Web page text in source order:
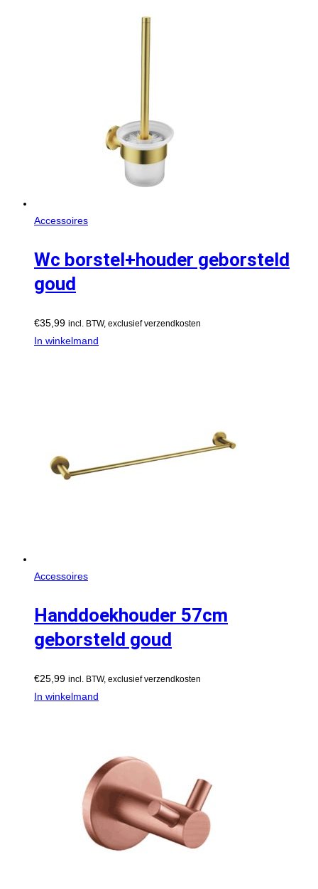
Accessoires
Wc borstel+houder geborsteld
goud
€35,99 incl. BTW, exclusief verzendkosten
In winkelmand
Accessoires
Handdoekhouder 57cm
geborsteld goud
€25,99 incl. BTW, exclusief verzendkosten
In winkelmand